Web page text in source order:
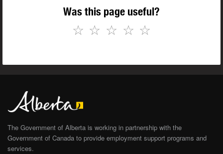
Was this page useful?
☆
☆
☆
☆
☆
The Government of Alberta is working in partnership with the
Government of Canada to provide employment support programs and
services.